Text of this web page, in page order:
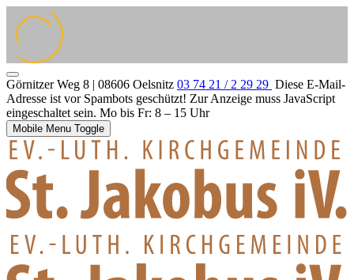
Görnitzer Weg 8 | 08606 Oelsnitz 03 74 21 / 2 29 29 Diese E-Mail-
Adresse ist vor Spambots geschützt! Zur Anzeige muss JavaScript
eingeschaltet sein. Mo bis Fr: 8 – 15 Uhr
Mobile Menu Toggle